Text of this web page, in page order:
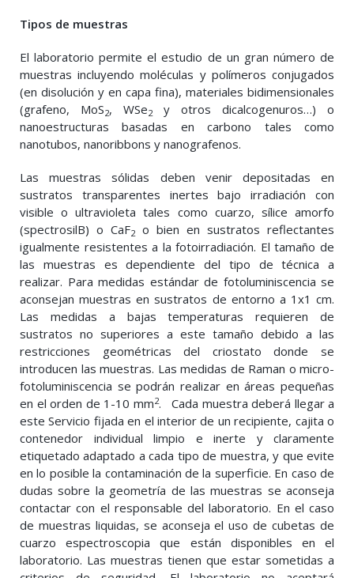
Tipos de muestras
El laboratorio permite el estudio de un gran número de
muestras incluyendo moléculas y polímeros conjugados
(en disolución y en capa fina), materiales bidimensionales
(grafeno, MoS2, WSe2
y otros dicalcogenuros…) o
nanoestructuras basadas en carbono tales como
nanotubos, nanoribbons y nanografenos.
Las muestras sólidas deben venir depositadas en
sustratos transparentes inertes bajo irradiación con
visible o ultravioleta tales como cuarzo, sílice amorfo
(spectrosilB) o CaF2 o bien en sustratos reflectantes
igualmente resistentes a la fotoirradiación. El tamaño de
las muestras es dependiente del tipo de técnica a
realizar. Para medidas estándar de fotoluminiscencia se
aconsejan muestras en sustratos de entorno a 1x1 cm.
Las medidas a bajas temperaturas requieren de
sustratos no superiores a este tamaño debido a las
restricciones geométricas del criostato donde se
introducen las muestras. Las medidas de Raman o micro-
fotoluminiscencia se podrán realizar en áreas pequeñas
en el orden de 1-10 mm2. Cada muestra deberá llegar a
este Servicio fijada en el interior de un recipiente, cajita o
contenedor individual limpio e inerte y claramente
etiquetado adaptado a cada tipo de muestra, y que evite
en lo posible la contaminación de la superficie. En caso de
dudas sobre la geometría de las muestras se aconseja
contactar con el responsable del laboratorio. En el caso
de muestras liquidas, se aconseja el uso de cubetas de
cuarzo espectroscopia que están disponibles en el
laboratorio. Las muestras tienen que estar sometidas a